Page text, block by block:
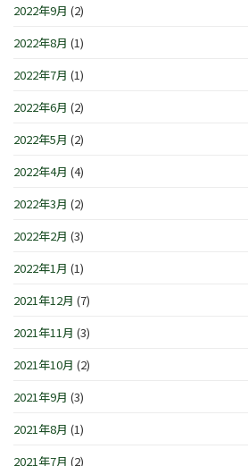
2022年9月 (2)
2022年8月 (1)
2022年7月 (1)
2022年6月 (2)
2022年5月 (2)
2022年4月 (4)
2022年3月 (2)
2022年2月 (3)
2022年1月 (1)
2021年12月 (7)
2021年11月 (3)
2021年10月 (2)
2021年9月 (3)
2021年8月 (1)
2021年7月 (2)